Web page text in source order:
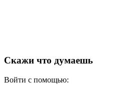
Скажи что думаешь
Войти с помощью: